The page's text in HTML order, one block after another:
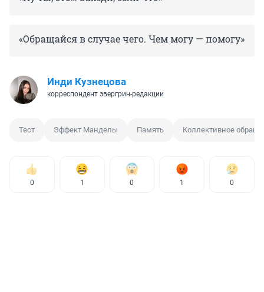
«Обращайся в случае чего. Чем могу — помогу»
Инди Кузнецова
корреспондент эвергрин-редакции
Тест Эффект Манделы Память Коллективное
0 1 0 1 0